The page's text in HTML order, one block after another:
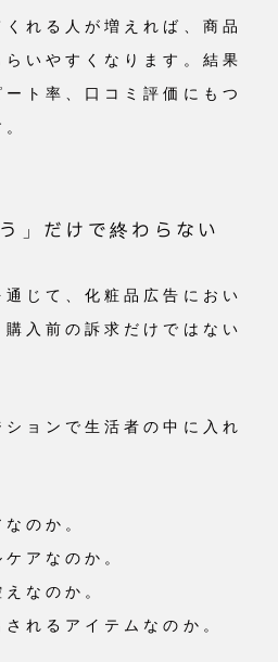
れる人が増えれば、商品
いやすくなります。結果
ト率、口コミ評価にもつ
」だけで終わらない
じて、化粧品広告におい
入前の訴求だけではない
ョンで生活者の中に入れ
のか。
アなのか。
なのか。
れるアイテムなのか。